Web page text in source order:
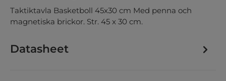
Taktiktavla Basketboll 45x30 cm Med penna och
magnetiska brickor. Str. 45 x 30 cm.
Datasheet